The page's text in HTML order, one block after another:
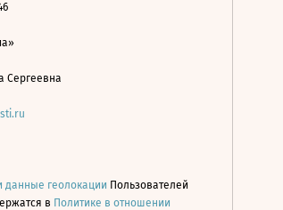
Сергеевна
данные геолокации Пользователей
в Политике в отношении